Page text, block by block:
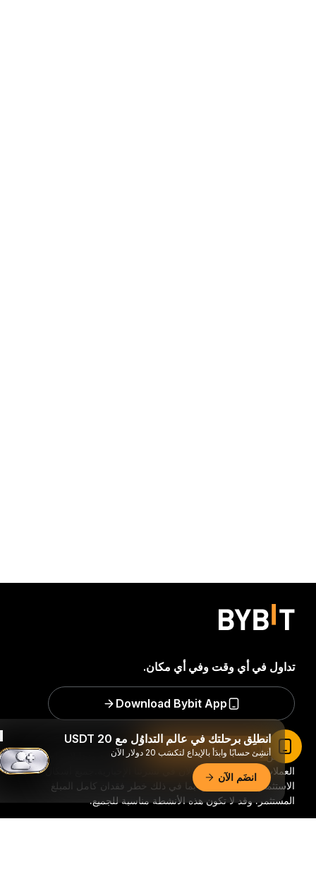
كن من السباقين للحصول على رؤًى بالغة الأهمية وتحليلات لعالم
العملات الرقمية: اشترك الآن في نشرتنا الإخبارية.
الاستثمار تحمل مخاطر، بما في ذلك خطر فقدان كامل المبلغ
المستثمر. وقد لا تكون هذه الأنشطة مناسبة للجميع.
تداول في أي وقت وفي أي مكان.
Download Bybit App
انطلِق برحلتك في عالم التداوُل مع 20 USDT
أنشِئ حسابًا وابدَأ بالإيداع لتكسَب 20 دولار الآن
انضَم الآن
اقرأ المقال في تطبيق Bybit